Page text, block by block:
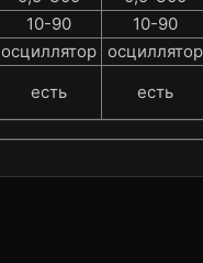
10-90
10-90
осциллятор осциллятор
есть есть